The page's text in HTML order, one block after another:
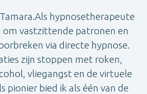
hypnosetherapeute
om vastzittende patronen en
via directe hypnose.
zijn stoppen met roken,
vliegangst en de virtuele
pionier bied ik als één van de